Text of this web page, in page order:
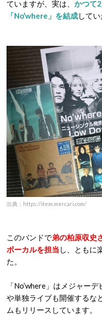
ていますが、実は、 かつて
「No’where」を結成して
出典：https://item.mercari.com/
このバンドで弟の柏原収史
ボーカルを担当 し、ともに
た。
「No’where」はメジャー
や単独ライブも開催するな
ムもリリースしています。